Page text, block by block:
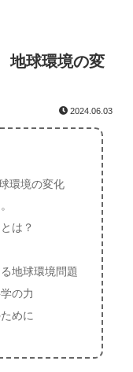
地球環境の変
2024.06.03
環境の変化
は？
地球環境問題
の力
めに